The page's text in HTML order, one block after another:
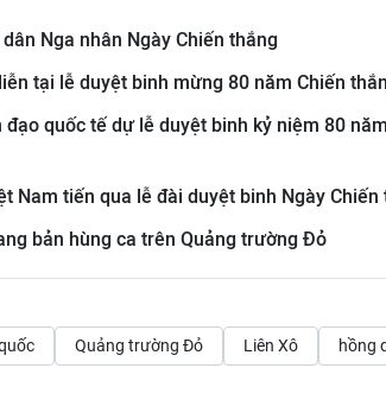
Nga nhân Ngày Chiến thắng
tại lễ duyệt binh mừng 80 năm Chiến
đạo quốc tế dự lễ duyệt binh kỷ niệm 80
Nam tiến qua lễ đài duyệt binh Ngày Chiến
bản hùng ca trên Quảng trường Đỏ
Quảng trường Đỏ Liên Xô hồng